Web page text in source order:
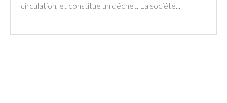
circulation, et constitue un déchet. La société...